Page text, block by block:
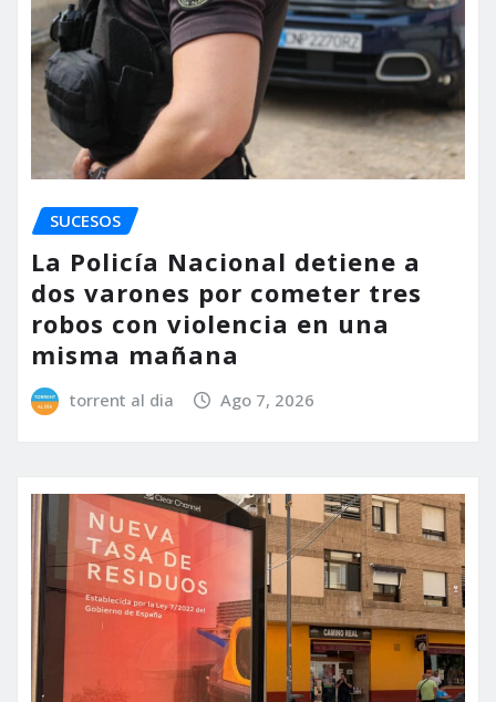
SUCESOS
La Policía Nacional detiene a
dos varones por cometer tres
robos con violencia en una
misma mañana
torrent al dia Ago 7, 2026